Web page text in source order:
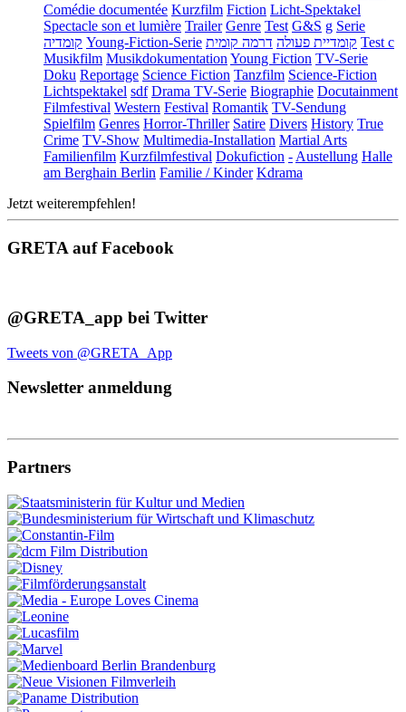
Comédie documentée Kurzfilm Fiction Licht-Spektakel
Spectacle son et lumière Trailer Genre Test G&S g Serie
קומדיה Young-Fiction-Serie קומדיית פעולה דרמה קומית
Test c
Musikfilm Musikdokumentation Young Fiction TV-Serie
Doku Reportage Science Fiction Tanzfilm Science-Fiction
Lichtspektakel sdf Drama TV-Serie Biographie Docutainment
Filmfestival Western Festival Romantik TV-Sendung
Spielfilm Genres Horror-Thriller Satire Divers History True
Crime TV-Show Multimedia-Installation Martial Arts
Familienfilm Kurzfilmfestival Dokufiction - Austellung Halle
am Berghain Berlin Familie / Kinder Kdrama
Jetzt weiterempfehlen!
GRETA auf Facebook
@GRETA_app bei Twitter
Tweets von @GRETA_App
Newsletter anmeldung
Partners